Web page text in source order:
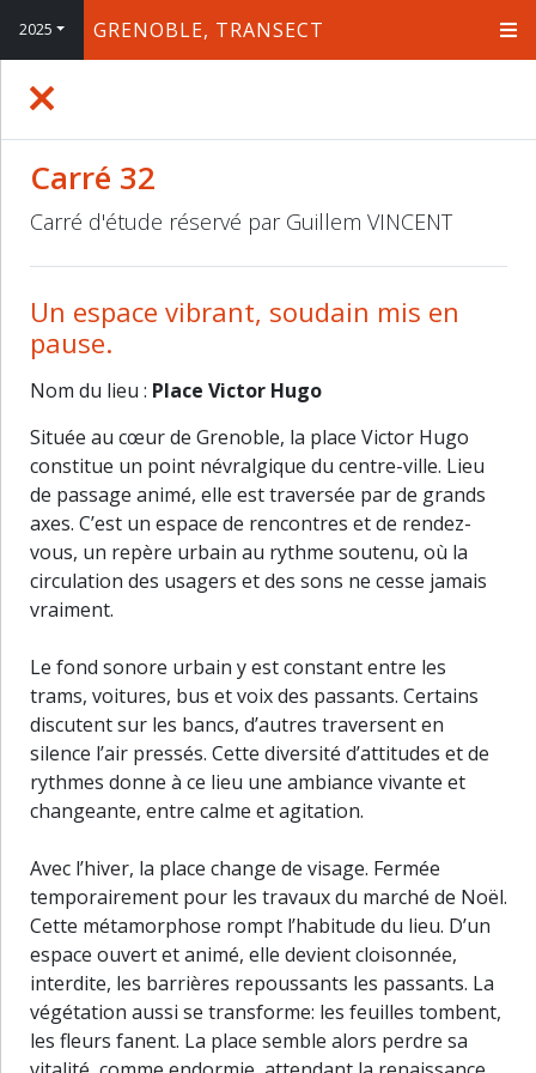
2025 GRENOBLE, TRANSECT
+
Carré 32
Carré d'étude réservé par Guillem VINCENT
Un espace vibrant, soudain mis en
pause.
Nom du lieu : Place Victor Hugo
Située au cœur de Grenoble, la place Victor Hugo
constitue un point névralgique du centre-ville. Lieu
de passage animé, elle est traversée par de grands
axes. C’est un espace de rencontres et de rendez-
vous, un repère urbain au rythme soutenu, où la
circulation des usagers et des sons ne cesse jamais
vraiment.
Le fond sonore urbain y est constant entre les
trams, voitures, bus et voix des passants. Certains
discutent sur les bancs, d’autres traversent en
silence l’air pressés. Cette diversité d’attitudes et de
rythmes donne à ce lieu une ambiance vivante et
changeante, entre calme et agitation.
Avec l’hiver, la place change de visage. Fermée
temporairement pour les travaux du marché de Noël.
Cette métamorphose rompt l’habitude du lieu. D’un
espace ouvert et animé, elle devient cloisonnée,
interdite, les barrières repoussants les passants. La
végétation aussi se transforme: les feuilles tombent,
les fleurs fanent. La place semble alors perdre sa